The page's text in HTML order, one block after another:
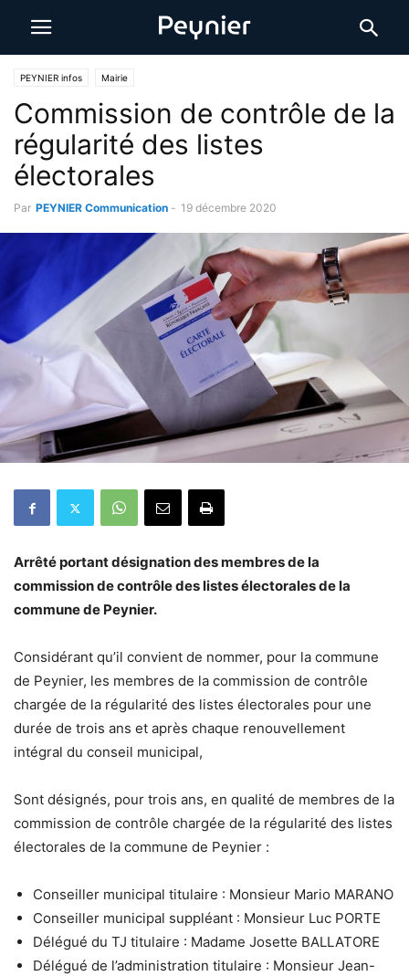
PEYNIER infos Mairie
Commission de contrôle de la
régularité des listes
électorales
Par PEYNIER Communication - 19 décembre 2020
Arrêté portant désignation des membres de la
commission de contrôle des listes électorales de la
commune de Peynier.
Considérant qu’il convient de nommer, pour la commune
de Peynier, les membres de la commission de contrôle
chargée de la régularité des listes électorales pour une
durée de trois ans et après chaque renouvellement
intégral du conseil municipal,
Sont désignés, pour trois ans, en qualité de membres de la
commission de contrôle chargée de la régularité des listes
électorales de la commune de Peynier :
Conseiller municipal titulaire : Monsieur Mario MARANO
Conseiller municipal suppléant : Monsieur Luc PORTE
Délégué du TJ titulaire : Madame Josette BALLATORE
Délégué de l’administration titulaire : Monsieur Jean-